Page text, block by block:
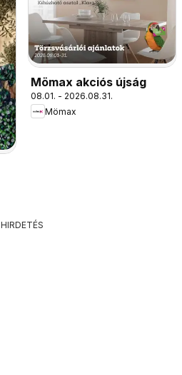
Mömax akciós újság
08.01. - 2026.08.31.
Mömax
HIRDETÉS